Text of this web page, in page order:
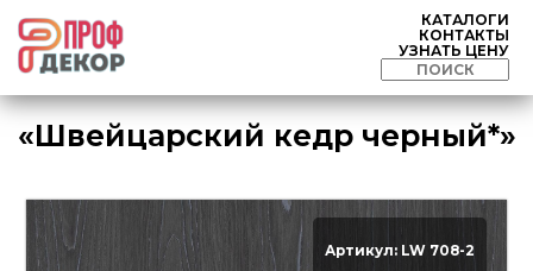
КАТАЛОГИ
КОНТАКТЫ
УЗНАТЬ ЦЕНУ
«Швейцарский кедр черный*»
Артикул: LW 708-2